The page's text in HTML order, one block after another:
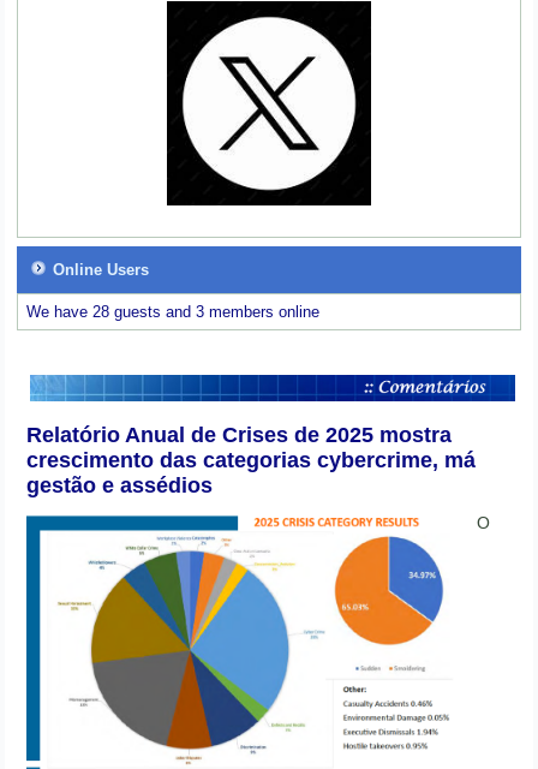
Online Users
We have 28 guests and 3 members online
Relatório Anual de Crises de 2025 mostra
crescimento das categorias cybercrime, má
gestão e assédios
O